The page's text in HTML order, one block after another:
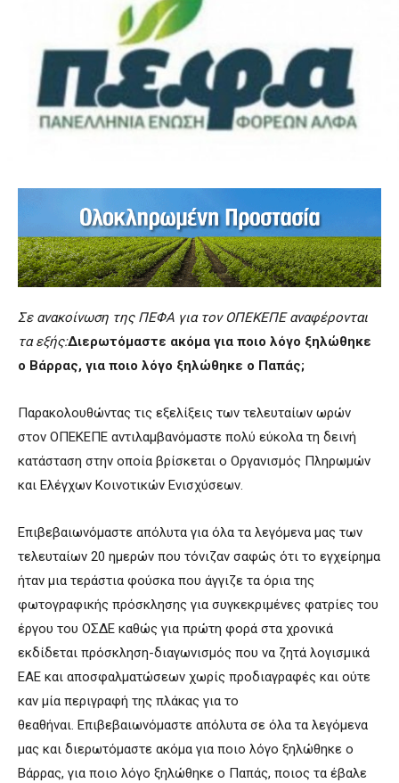
Σε ανακοίνωση της ΠΕΦΑ για τον ΟΠΕΚΕΠΕ αναφέρονται
τα εξής:Διερωτόμαστε ακόμα για ποιο λόγο ξηλώθηκε
ο Βάρρας, για ποιο λόγο ξηλώθηκε ο Παπάς;
Παρακολουθώντας τις εξελίξεις των τελευταίων ωρών
στον ΟΠΕΚΕΠΕ αντιλαμβανόμαστε πολύ εύκολα τη δεινή
κατάσταση στην οποία βρίσκεται ο Οργανισμός Πληρωμών
και Ελέγχων Κοινοτικών Ενισχύσεων.
Επιβεβαιωνόμαστε απόλυτα για όλα τα λεγόμενα μας των
τελευταίων 20 ημερών που τόνιζαν σαφώς ότι το εγχείρημα
ήταν μια τεράστια φούσκα που άγγιζε τα όρια της
φωτογραφικής πρόσκλησης για συγκεκριμένες φατρίες του
έργου του ΟΣΔΕ καθώς για πρώτη φορά στα χρονικά
εκδίδεται πρόσκληση-διαγωνισμός που να ζητά λογισμικά
ΕΑΕ και αποσφαλματώσεων χωρίς προδιαγραφές και ούτε
καν μία περιγραφή της πλάκας για το
θεαθήναι. Επιβεβαιωνόμαστε απόλυτα σε όλα τα λεγόμενα
μας και διερωτόμαστε ακόμα για ποιο λόγο ξηλώθηκε ο
Βάρρας, για ποιο λόγο ξηλώθηκε ο Παπάς, ποιος τα έβαλε